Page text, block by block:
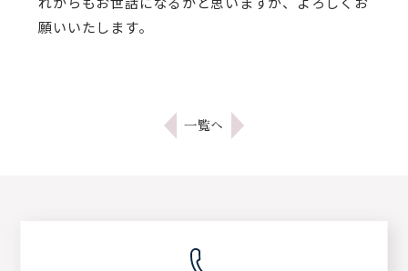
願いいたします。
一覧へ